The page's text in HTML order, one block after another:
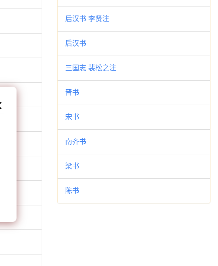
后汉书 李贤注
后汉书
三国志 裴松之注
晋书
宋书
南齐书
梁书
陈书